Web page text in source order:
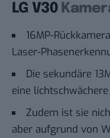
LG V30
16MP-
Laser-
Die sekundäre
eine lichtschwächere
Zudem ist sie
aber aufgrund von